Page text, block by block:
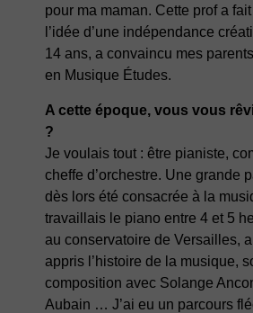
pour ma maman. Cette prof a
l’idée d’une indépendance
14 ans, a convaincu mes
en Musique Études.
A cette époque, vous vous
?
Je voulais tout : être pianiste,
cheffe d’orchestre. Une grande
dès lors été consacrée à la
travaillais le piano entre 4 et 5
au conservatoire de Versailles,
appris l’histoire de la musique,
composition avec Solange
Aubain … J’ai eu un parcours